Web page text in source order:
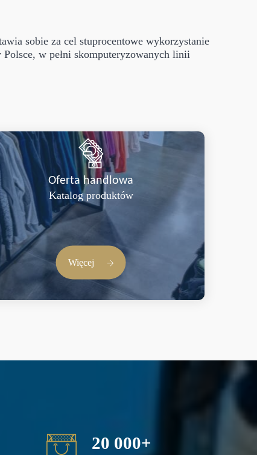
sobie za cel stuprocentowe wykorzystanie
w pełni skomputeryzowanych linii
Oferta handlowa
Katalog produktów
Więcej
20 000+